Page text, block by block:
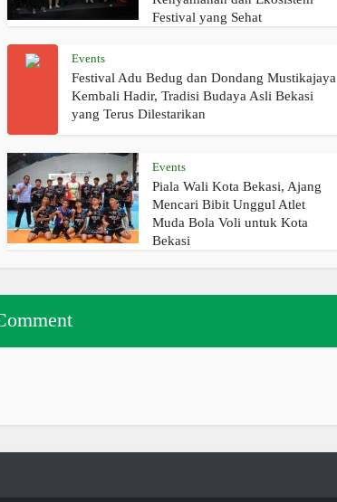
Festival yang Sehat
Events
Festival Adu Bedug dan Dondang Mustikajaya
Kembali Hadir, Tradisi Budaya Asli Bekasi
yang Terus Dilestarikan
Events
Piala Wali Kota Bekasi, Ajang
Mencari Bibit Unggul Atlet
Muda Bola Voli untuk Kota
Bekasi